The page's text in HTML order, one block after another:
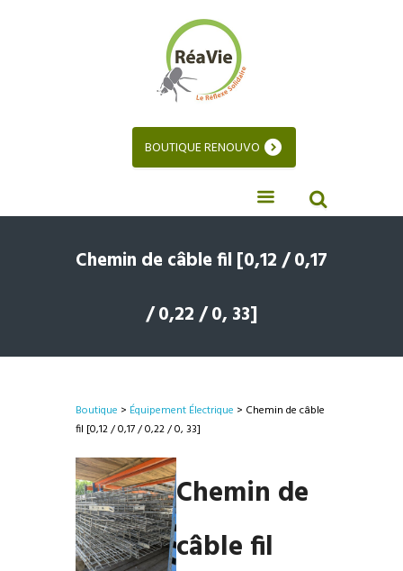
BOUTIQUE RENOUVO
Chemin de câble fil [0,12 / 0,17
/ 0,22 / 0, 33]
Boutique > Équipement Électrique > Chemin de câble
fil [0,12 / 0,17 / 0,22 / 0, 33]
Chemin de
câble fil